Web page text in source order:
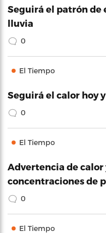
Seguirá el patrón de
lluvia
0
El Tiempo
Seguirá el calor hoy
0
El Tiempo
Advertencia de calor
concentraciones de
0
El Tiempo